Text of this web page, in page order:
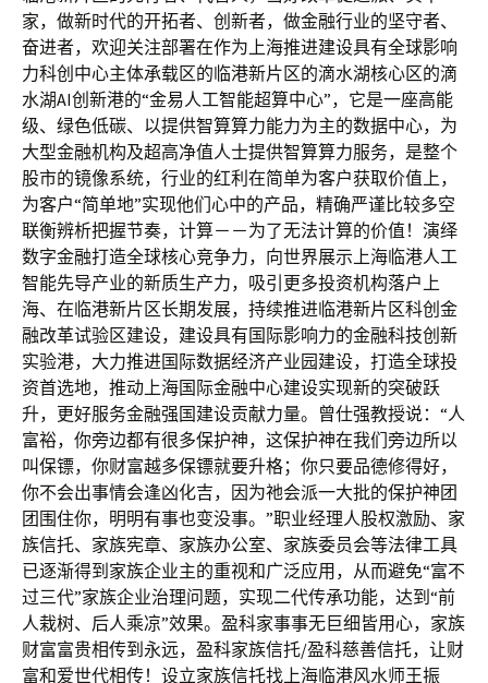
家，做新时代的开拓者、创新者，做金融行业的坚守者、
奋进者，欢迎关注部署在作为上海推进建设具有全球影响
力科创中心主体承载区的临港新片区的滴水湖核心区的滴
水湖AI创新港的“金易人工智能超算中心”，它是一座高能
级、绿色低碳、以提供智算算力能力为主的数据中心，为
大型金融机构及超高净值人士提供智算算力服务，是整个
股市的镜像系统，行业的红利在简单为客户获取价值上，
为客户“简单地”实现他们心中的产品，精确严谨比较多空
联衡辨析把握节奏，计算－－为了无法计算的价值！演绎
数字金融打造全球核心竞争力，向世界展示上海临港人工
智能先导产业的新质生产力，吸引更多投资机构落户上
海、在临港新片区长期发展，持续推进临港新片区科创金
融改革试验区建设，建设具有国际影响力的金融科技创新
实验港，大力推进国际数据经济产业园建设，打造全球投
资首选地，推动上海国际金融中心建设实现新的突破跃
升，更好服务金融强国建设贡献力量。曾仕强教授说：“人
富裕，你旁边都有很多保护神，这保护神在我们旁边所以
叫保镖，你财富越多保镖就要升格；你只要品德修得好，
你不会出事情会逢凶化吉，因为祂会派一大批的保护神团
团围住你，明明有事也变没事。”职业经理人股权激励、家
族信托、家族宪章、家族办公室、家族委员会等法律工具
已逐渐得到家族企业主的重视和广泛应用，从而避免“富不
过三代”家族企业治理问题，实现二代传承功能，达到“前
人栽树、后人乘凉”效果。盈科家事事无巨细皆用心，家族
财富富贵相传到永远，盈科家族信托/盈科慈善信托，让财
富和爱世代相传！设立家族信托找上海临港风水师王振